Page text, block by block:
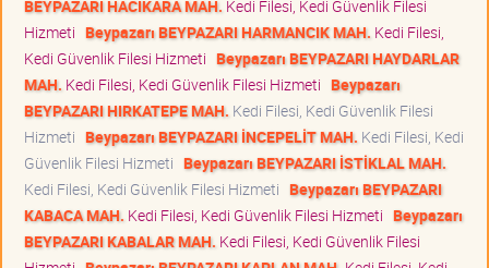
BEYPAZARI HACIKARA MAH. Kedi Filesi, Kedi Güvenlik Filesi
Hizmeti Beypazarı BEYPAZARI HARMANCIK MAH. Kedi Filesi,
Kedi Güvenlik Filesi Hizmeti Beypazarı BEYPAZARI HAYDARLAR
MAH. Kedi Filesi, Kedi Güvenlik Filesi Hizmeti Beypazarı
BEYPAZARI HIRKATEPE MAH. Kedi Filesi, Kedi Güvenlik Filesi
Hizmeti Beypazarı BEYPAZARI İNCEPELİT MAH. Kedi Filesi, Kedi
Güvenlik Filesi Hizmeti Beypazarı BEYPAZARI İSTİKLAL MAH.
Kedi Filesi, Kedi Güvenlik Filesi Hizmeti Beypazarı BEYPAZARI
KABACA MAH. Kedi Filesi, Kedi Güvenlik Filesi Hizmeti Beypazarı
BEYPAZARI KABALAR MAH. Kedi Filesi, Kedi Güvenlik Filesi